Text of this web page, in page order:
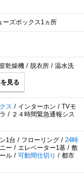
ーズボックス1ヵ所
乾燥機 / 脱衣所 / 温水洗
見る
ス / インターホン / TVモ
/ ２４時間緊急通報シス
1台 / フローリング / 24時
ー / エレベーター1基 / 敷
ル / 可動間仕切り / 都市